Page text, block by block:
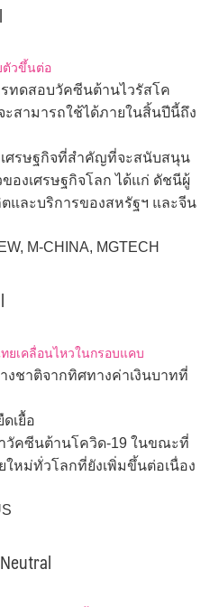
ตัวขึ้นต่อ
ทดสอบวัคซีนต้านไวรัสโค
ะสามารถใช้ได้ภายในสิ้นปีนี้ถึง
เศรษฐกิจที่สำคัญที่จะสนับสนุน
องเศรษฐกิจโลก ได้แก่ ดัชนีผู้
และบริการของสหรัฐฯ และจีน
M-CHINA, MGTECH
ยเคลื่อนไหวในกรอบแคบ
ชาติจากทิศทางค่าเงินบาทที่
เยื้อ
คซีนต้านโควิด-19 ในขณะที่
ใหม่ทั่วโลกที่ยังเพิ่มขึ้นต่อเนื่อง